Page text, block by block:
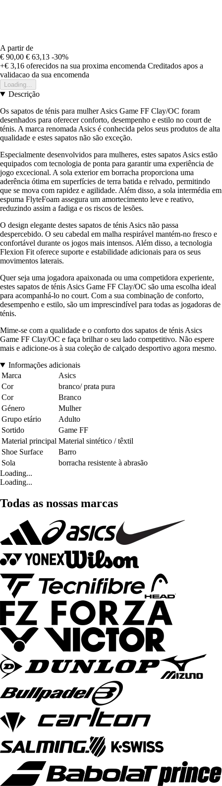
A partir de
€ 90,00 € 63,13 -30%
+€ 3,16 oferecidos na sua proxima encomenda Creditados apos a
validacao da sua encomenda
Loading...
Descrição
Os sapatos de ténis para mulher Asics Game FF Clay/OC foram
desenhados para oferecer conforto, desempenho e estilo no court de
ténis. A marca renomada Asics é conhecida pelos seus produtos de alta
qualidade e estes sapatos não são exceção.
Especialmente desenvolvidos para mulheres, estes sapatos Asics estão
equipados com tecnologia de ponta para garantir uma experiência de
jogo excecional. A sola exterior em borracha proporciona uma
aderência ótima em superfícies de terra batida e relvado, permitindo
que se mova com rapidez e agilidade. Além disso, a sola intermédia em
espuma FlyteFoam assegura um amortecimento leve e reativo,
reduzindo assim a fadiga e os riscos de lesões.
O design elegante destes sapatos de ténis Asics não passa
despercebido. O seu cabedal em malha respirável mantém-no fresco e
confortável durante os jogos mais intensos. Além disso, a tecnologia
Flexion Fit oferece suporte e estabilidade adicionais para os seus
movimentos laterais.
Quer seja uma jogadora apaixonada ou uma competidora experiente,
estes sapatos de ténis Asics Game FF Clay/OC são uma escolha ideal
para acompanhá-lo no court. Com a sua combinação de conforto,
desempenho e estilo, são um imprescindível para todas as jogadoras de
ténis.
Mime-se com a qualidade e o conforto dos sapatos de ténis Asics
Game FF Clay/OC e faça brilhar o seu lado competitivo. Não espere
mais e adicione-os à sua coleção de calçado desportivo agora mesmo.
Informações adicionais
Marca
Asics
Cor
branco/ prata pura
Cor
Branco
Género
Mulher
Grupo etário
Adulto
Sortido
Game FF
Material principal Material sintético / têxtil
Shoe Surface
Barro
Sola
borracha resistente à abrasão
Loading...
Loading...
Todas as nossas marcas